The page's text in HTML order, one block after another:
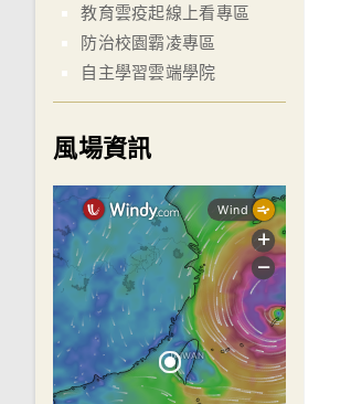
教育雲疫起線上看專區
防治校園霸凌專區
自主學習雲端學院
風場資訊